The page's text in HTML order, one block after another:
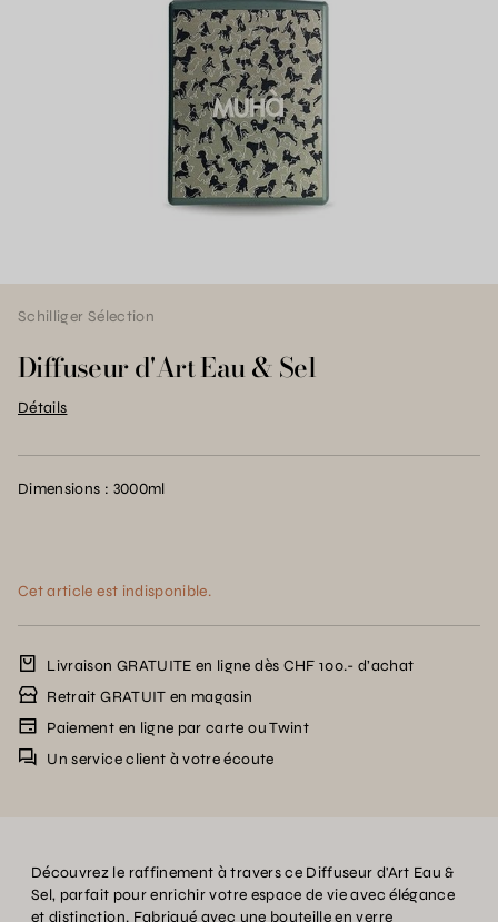
Schilliger Sélection
Diffuseur d'Art Eau & Sel
Détails
Dimensions : 3000ml
Cet article est indisponible.
Livraison GRATUITE en ligne dès CHF 100.- d’achat
Retrait GRATUIT en magasin
Paiement en ligne par carte ou Twint
Un service client à votre écoute
Découvrez le raffinement à travers ce Diffuseur d'Art Eau &
Sel, parfait pour enrichir votre espace de vie avec élégance
et distinction. Fabriqué avec une bouteille en verre